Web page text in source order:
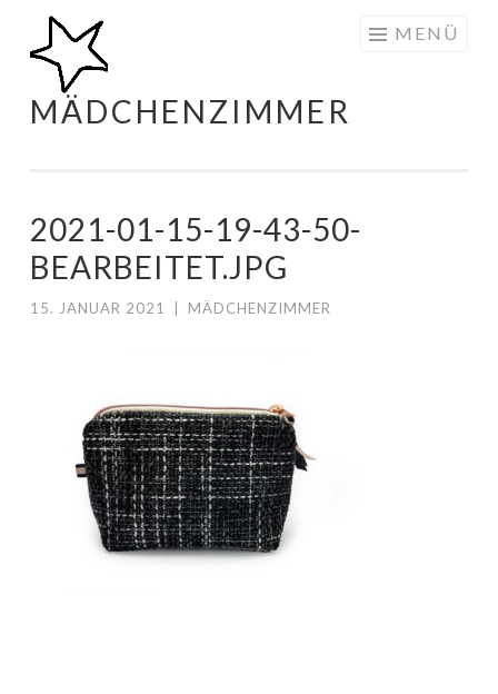
Zum
Inhalt
springen
MÄDCHENZIMMER
MENÜ
2021-01-15-19-43-50-
BEARBEITET.JPG
15. JANUAR 2021 MÄDCHENZIMMER